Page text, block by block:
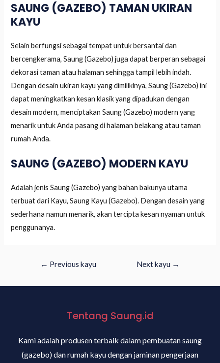
SAUNG (GAZEBO) TAMAN UKIRAN
KAYU
Selain berfungsi sebagai tempat untuk bersantai dan
bercengkerama, Saung (Gazebo) juga dapat berperan sebagai
dekorasi taman atau halaman sehingga tampil lebih indah.
Dengan desain ukiran kayu yang dimilikinya, Saung (Gazebo) ini
dapat meningkatkan kesan klasik yang dipadukan dengan
desain modern, menciptakan Saung (Gazebo) modern yang
menarik untuk Anda pasang di halaman belakang atau taman
rumah Anda.
SAUNG (GAZEBO) MODERN KAYU
Adalah jenis Saung (Gazebo) yang bahan bakunya utama
terbuat dari Kayu, Saung Kayu (Gazebo). Dengan desain yang
sederhana namun menarik, akan tercipta kesan nyaman untuk
penggunanya.
← Previous kayu Next kayu →
Tentang Saung.id
Kami adalah produsen terbaik dalam pembuatan saung
(gazebo) dan rumah kayu dengan jaminan pengerjaan